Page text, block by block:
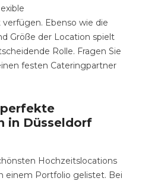
Ebenso wie die
Größe der Location spielt
Rolle. Fragen Sie
festen Cateringpartner
in Düsseldorf
Hochzeitslocations
einem Portfolio gelistet. Bei